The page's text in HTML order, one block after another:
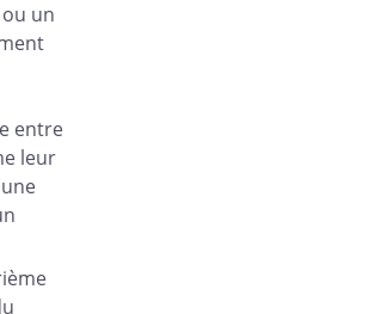
un
entre
leur